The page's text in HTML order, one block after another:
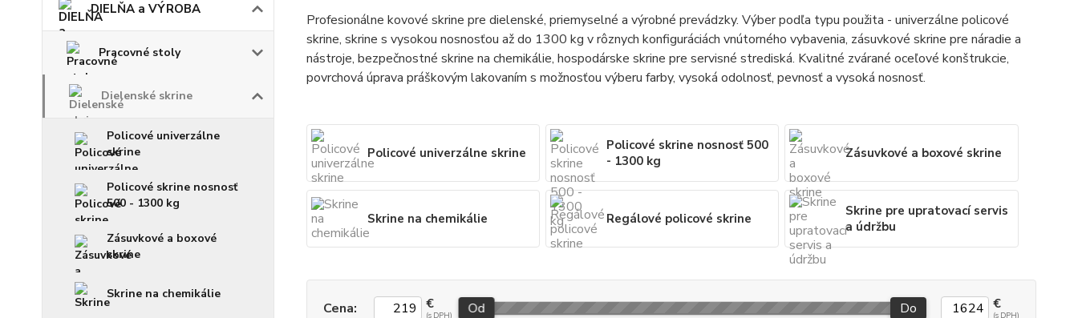
DIELŇA a VÝROBA
Pracovné stoly
Dielenské skrine
Policové univerzálne
skrine
Policové skrine nosnosť
500 - 1300 kg
Zásuvkové a boxové
skrine
Skrine na chemikálie
Profesionálne kovové skrine pre dielenské, priemyselné a výrobné prevádzky. Výber podľa typu použita - univerzálne policové
skrine, skrine s vysokou nosnosťou až do 1300 kg v rôznych konfiguráciách vnútorného vybavenia, zásuvkové skrine pre náradie a
nástroje, bezpečnostné skrine na chemikálie, hospodárske skrine pre servisné strediská. Kvalitné zvárané oceľové konštrukcie,
povrchová úprava práškovým lakovaním s možnosťou výberu farby, vysoká odolnosť, pevnosť a vysoká nosnosť.
Policové univerzálne skrine
Policové skrine nosnosť 500
- 1300 kg
Zásuvkové a boxové skrine
Skrine na chemikálie Regálové policové skrine
Skrine pre upratovací servis
a údržbu
Cena: € Od Do €